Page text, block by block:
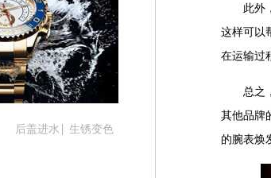
烟台市芝罘区胜利路139号万达金融中心A座907室（需
长春市朝阳区西安大路727号中银大厦A座(旺进大厦)18
贵阳市南明区都司高架桥路33号亨特国际金融中心14楼
昆明市盘龙区北京路928号同德昆明广场写字楼10层06室
石家庄市长安区中山东路39号勒泰中心写字楼B座13层
西安市碑林区南关正街88号华侨城长安国际中心E座6楼
海口市龙华区金贸东路5号海口华润大厦B座17层1707室
唐山市路南区新华东道100号万达广场写字楼A座10层
后盖进水
生锈变色
此外
这样可以
在运输过
总之
其他品牌
的腕表焕